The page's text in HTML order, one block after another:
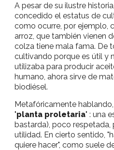
A pesar de su ilustre
concedido el estatus de
como ocurre, por ejemplo,
arroz, que también vienen
colza tiene mala fama. De
cultivando porque es útil y
utilizaba para producir
humano, ahora sirve de
biodiésel.
Metafóricamente
"planta proletaria" : una
bastarda), poco respetada,
utilidad. En cierto sentido,
quiere hacer", como suele